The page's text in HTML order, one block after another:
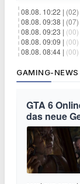
08.08. 10:22 | (02)
08.08. 09:38 | (07)
08.08. 09:23 | (00)
08.08. 09:09 | (00)
08.08. 08:44 | (00)
GAMING-NEWS
GTA 6
das neue